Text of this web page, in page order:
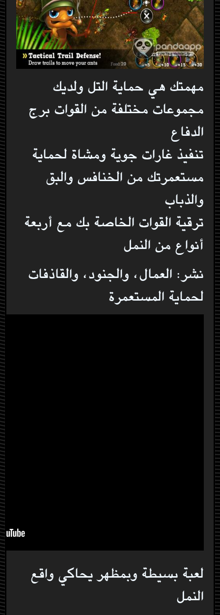
مهمتك هي حماية التل ولديك
مجموعات مختلفة من القوات برج
الدفاع
تنفيذ غارات جوية ومشاة لحماية
مستعمرتك من الخنافس والبق
والذباب
ترقية القوات الخاصة بك مع أربعة
أنواع من النمل
نشر: العمال، والجنود، والقاذفات
لحماية المستعمرة
لعبة بسيطة وبمظهر يحاكي واقع
النمل